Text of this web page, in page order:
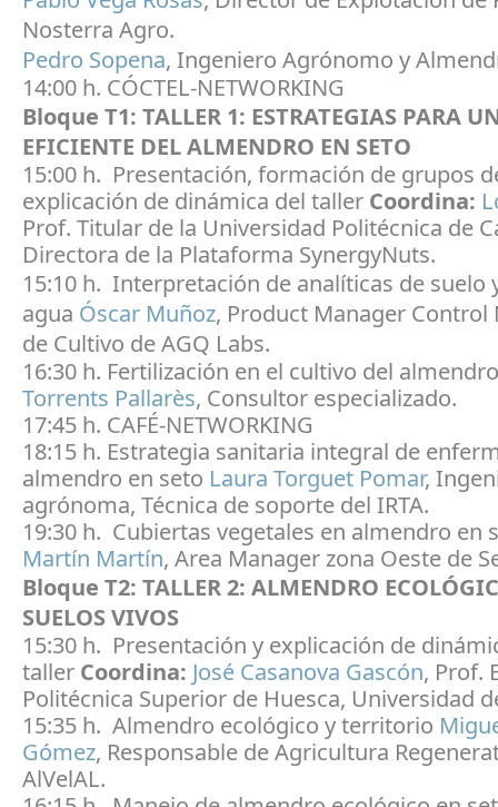
Nosterra Agro.
Pedro Sopena, Ingeniero Agrónomo y
14:00 h. CÓCTEL-NETWORKING
Bloque T1: TALLER 1: ESTRATEGIAS PARA
EFICIENTE DEL ALMENDRO EN SETO
15:00 h. Presentación, formación de grupos
explicación de dinámica del taller Coordina:
Prof. Titular de la Universidad Politécnica de
Directora de la Plataforma SynergyNuts.
15:10 h. Interpretación de analíticas de suelo
agua Óscar Muñoz, Product Manager
de Cultivo de AGQ Labs.
16:30 h. Fertilización en el cultivo del
Torrents Pallarès, Consultor especializado.
17:45 h. CAFÉ-NETWORKING
18:15 h. Estrategia sanitaria integral de
almendro en seto Laura Torguet Pomar,
agrónoma, Técnica de soporte del IRTA.
19:30 h. Cubiertas vegetales en almendro en
Martín Martín, Area Manager zona Oeste de
Bloque T2: TALLER 2: ALMENDRO
SUELOS VIVOS
15:30 h. Presentación y explicación de
taller Coordina: José Casanova Gascón, Prof.
Politécnica Superior de Huesca, Universidad
15:35 h. Almendro ecológico y territorio
Gómez, Responsable de Agricultura
AlVelAL.